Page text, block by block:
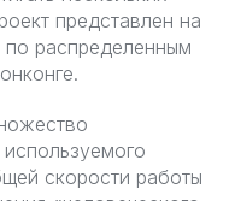
представлен на
по распределенным
скорости работы